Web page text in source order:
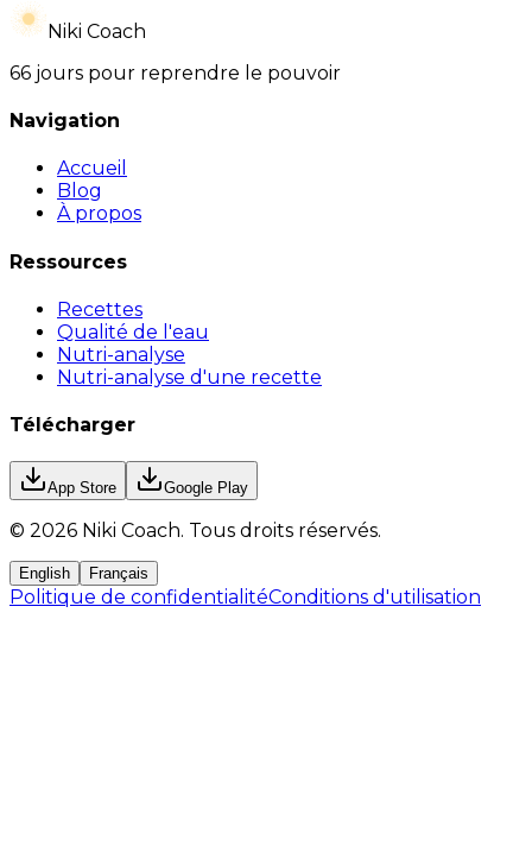
Niki Coach
66 jours pour reprendre le pouvoir
Navigation
Accueil
Blog
À propos
Ressources
Recettes
Qualité de l'eau
Nutri-analyse
Nutri-analyse d'une recette
Télécharger
App Store Google Play
© 2026 Niki Coach. Tous droits réservés.
English Français
Politique de confidentialitéConditions d'utilisation